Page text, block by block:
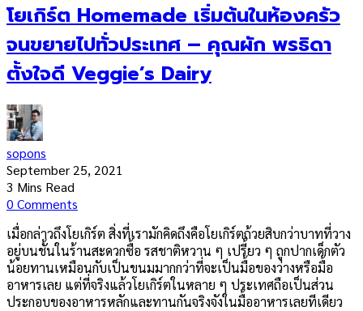
โยเกิร์ต Homemade เริ่มต้นในห้องครัว
จนขยายไปทั่วประเทศ – คุณผัก พรธิดา
ตั้งใจดี Veggie’s Dairy
sopons
September 25, 2021
3 Mins Read
0 Comments
เมื่อกล่าวถึงโยเกิร์ต สิ่งที่เรามักคิดถึงคือโยเกิร์ตถ้วยสิบกว่าบาทที่วาง
อยู่บนชั้นในร้านสะดวกซื้อ รสชาติหวาน ๆ เปรี้ยว ๆ ถูกปากเด็กตัว
น้อยทานเหมือนกับเป็นขนมมากกว่าที่จะเป็นมื้อของว่างหรือมื้อ
อาหารเลย แต่ที่จริงแล้วโยเกิร์ตในหลาย ๆ ประเทศถือเป็นส่วน
ประกอบของอาหารหลักและทานกันจริงจังในมื้ออาหารเลยทีเดียว